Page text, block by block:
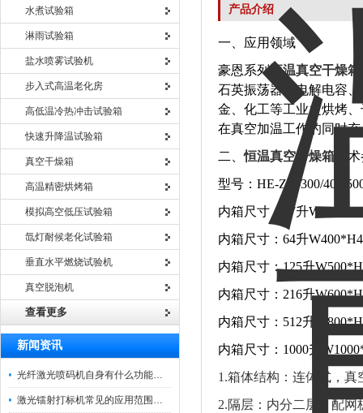
水煮试验箱
淋雨试验箱
盐水喷雾试验机
步入式高温老化房
高低温冷热冲击试验箱
快速升降温试验箱
真空干燥箱
高温精密烘烤箱
模拟高空低压试验箱
氙灯耐候老化试验箱
垂直水平燃烧试验机
真空脱泡机
查看更多
新闻资讯
光纤激光喷码机自身有什么功能？不妨看看下文
激光镭射打标机常见的应用范围如下
产品介绍
一、应用领域
豪恩系列恒温真空干燥箱
石英振荡器）电解电容
金、化工等工业之烘烤
在真空加温工作的同时
二、恒温真空干燥箱 技
型号：HE-ZK-300/400/
内箱尺寸：27升
内箱尺寸：64升
内箱尺寸：125升
内箱尺寸：216升
内箱尺寸：512升
内箱尺寸：1000升
1.箱体结构：连体式，
2.隔层：内分二层，配